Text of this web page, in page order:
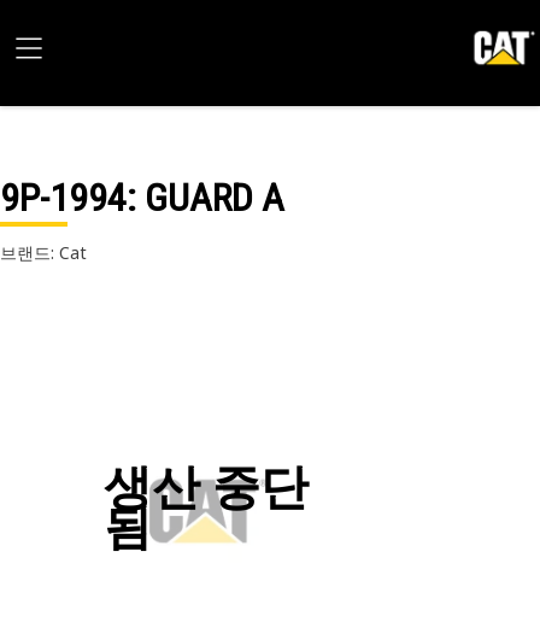
9P-1994: GUARD A
브랜드: Cat
생산 중단
됨